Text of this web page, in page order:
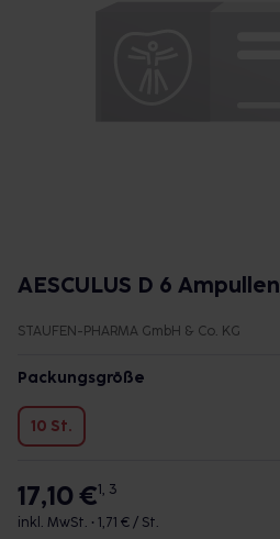
AESCULUS D 6 Ampullen
STAUFEN-PHARMA GmbH & Co. KG
Packungsgröße
10 St.
17,10 €1, 3
inkl. MwSt. • 1,71 € / St.